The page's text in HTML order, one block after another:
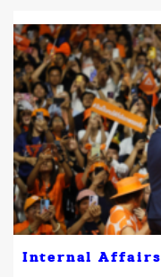
Internal Affairs